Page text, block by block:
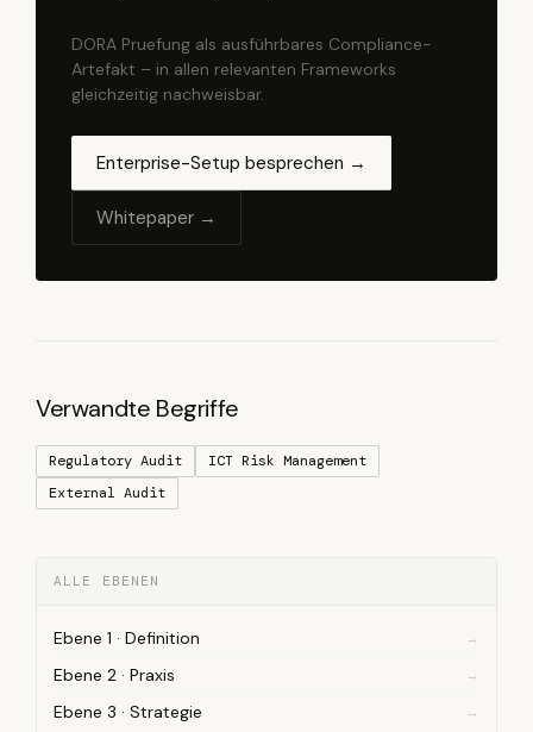
DORA Pruefung als ausführbares Compliance-
Artefakt – in allen relevanten Frameworks
gleichzeitig nachweisbar.
Enterprise-Setup besprechen →
Whitepaper →
Verwandte Begriffe
Regulatory Audit
ICT Risk Management
External Audit
ALLE EBENEN
Ebene 1 · Definition
Ebene 2 · Praxis
Ebene 3 · Strategie